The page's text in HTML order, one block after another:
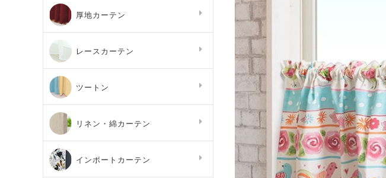
厚地カーテン
レースカーテン
ツートン
リネン・綿カーテン
インポートカーテン